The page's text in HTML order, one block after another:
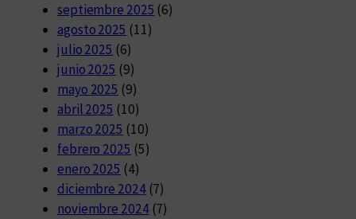
septiembre 2025 (6)
agosto 2025 (11)
julio 2025 (6)
junio 2025 (9)
mayo 2025 (9)
abril 2025 (10)
marzo 2025 (10)
febrero 2025 (5)
enero 2025 (4)
diciembre 2024(7)
noviembre 2024(7)